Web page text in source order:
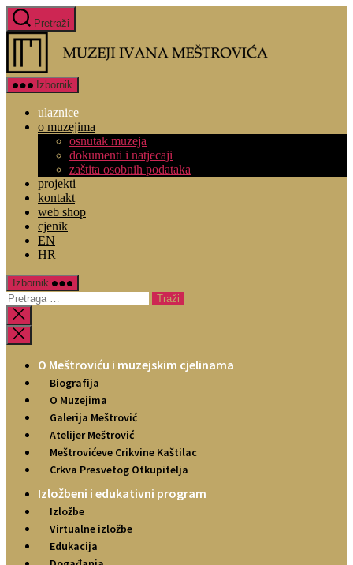
Skoči
do
sadržaja
Pretraži
Izbornik
ulaznice
o muzejima
osnutak muzeja
dokumenti i natjecaji
zaštita osobnih podataka
projekti
kontakt
web shop
cjenik
EN
HR
Izbornik
Pretraga
za:Zatvori
pretragu
O Meštroviću i muzejskim cjelinama
Biografija
O Muzejima
Galerija Meštrović
Atelijer Meštrović
Meštrovićeve Crikvine Kaštilac
Crkva Presvetog Otkupitelja
Izložbeni i edukativni program
Izložbe
Virtualne izložbe
Edukacija